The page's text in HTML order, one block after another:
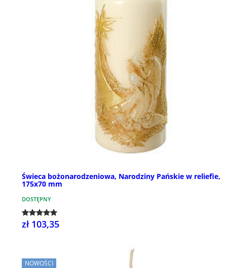
Świeca bożonarodzeniowa, Narodziny Pańskie w reliefie,
175x70 mm
DOSTĘPNY
zł 103,35
NOWOŚCI